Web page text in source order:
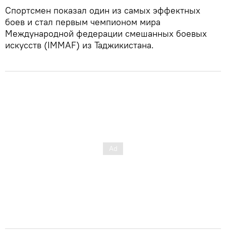
Спортсмен показал один из самых эффектных
боев и стал первым чемпионом мира
Международной федерации смешанных боевых
искусств (IMMAF) из Таджикистана.